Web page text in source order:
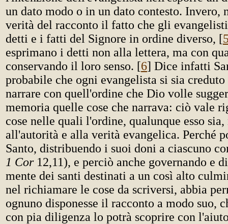
un dato modo o in un dato contesto. Invero,
verità del racconto il fatto che gli
detti e i fatti del Signore in ordine diverso, [
esprimano i detti non alla lettera, ma con
conservando il loro senso. [6] Dice infatti
probabile che ogni evangelista si sia
narrare con quell'ordine che Dio volle
memoria quelle cose che narrava: ciò vale
cose nelle quali l'ordine, qualunque esso
all'autorità e alla verità evangelica. Perché
Santo, distribuendo i suoi doni a ciascuno
1 Cor 12,11), e perciò anche governando e
mente dei santi destinati a un così alto
nel richiamare le cose da scriversi, abbia
ognuno disponesse il racconto a modo suo,
con pia diligenza lo potrà scoprire con